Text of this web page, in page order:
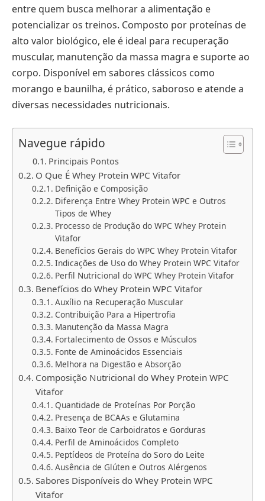
entre quem busca melhorar a alimentação e
potencializar os treinos. Composto por proteínas de
alto valor biológico, ele é ideal para recuperação
muscular, manutenção da massa magra e suporte ao
corpo. Disponível em sabores clássicos como
morango e baunilha, é prático, saboroso e atende a
diversas necessidades nutricionais.
Navegue rápido
Principais Pontos
O Que É Whey Protein WPC Vitafor
Definição e Composição
Diferença Entre Whey Protein WPC e Outros
Tipos de Whey
Processo de Produção do WPC Whey Protein
Vitafor
Benefícios Gerais do WPC Whey Protein Vitafor
Indicações de Uso do Whey Protein WPC Vitafor
Perfil Nutricional do WPC Whey Protein Vitafor
Benefícios do Whey Protein WPC Vitafor
Auxílio na Recuperação Muscular
Contribuição Para a Hipertrofia
Manutenção da Massa Magra
Fortalecimento de Ossos e Músculos
Fonte de Aminoácidos Essenciais
Melhora na Digestão e Absorção
Composição Nutricional do Whey Protein WPC
Vitafor
Quantidade de Proteínas Por Porção
Presença de BCAAs e Glutamina
Baixo Teor de Carboidratos e Gorduras
Perfil de Aminoácidos Completo
Peptídeos de Proteína do Soro do Leite
Ausência de Glúten e Outros Alérgenos
Sabores Disponíveis do Whey Protein WPC
Vitafor